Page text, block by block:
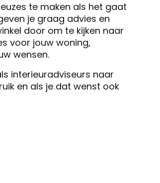
te maken als het gaat
je graag advies en
door om te kijken naar
voor jouw woning,
wensen.
interieuradviseurs naar
en als je dat wenst ook